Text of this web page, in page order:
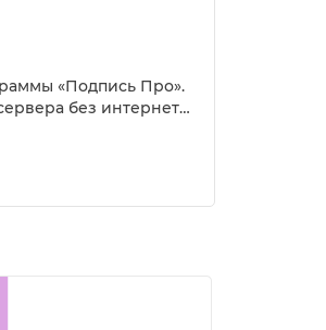
«Подпись Про».
без интернета